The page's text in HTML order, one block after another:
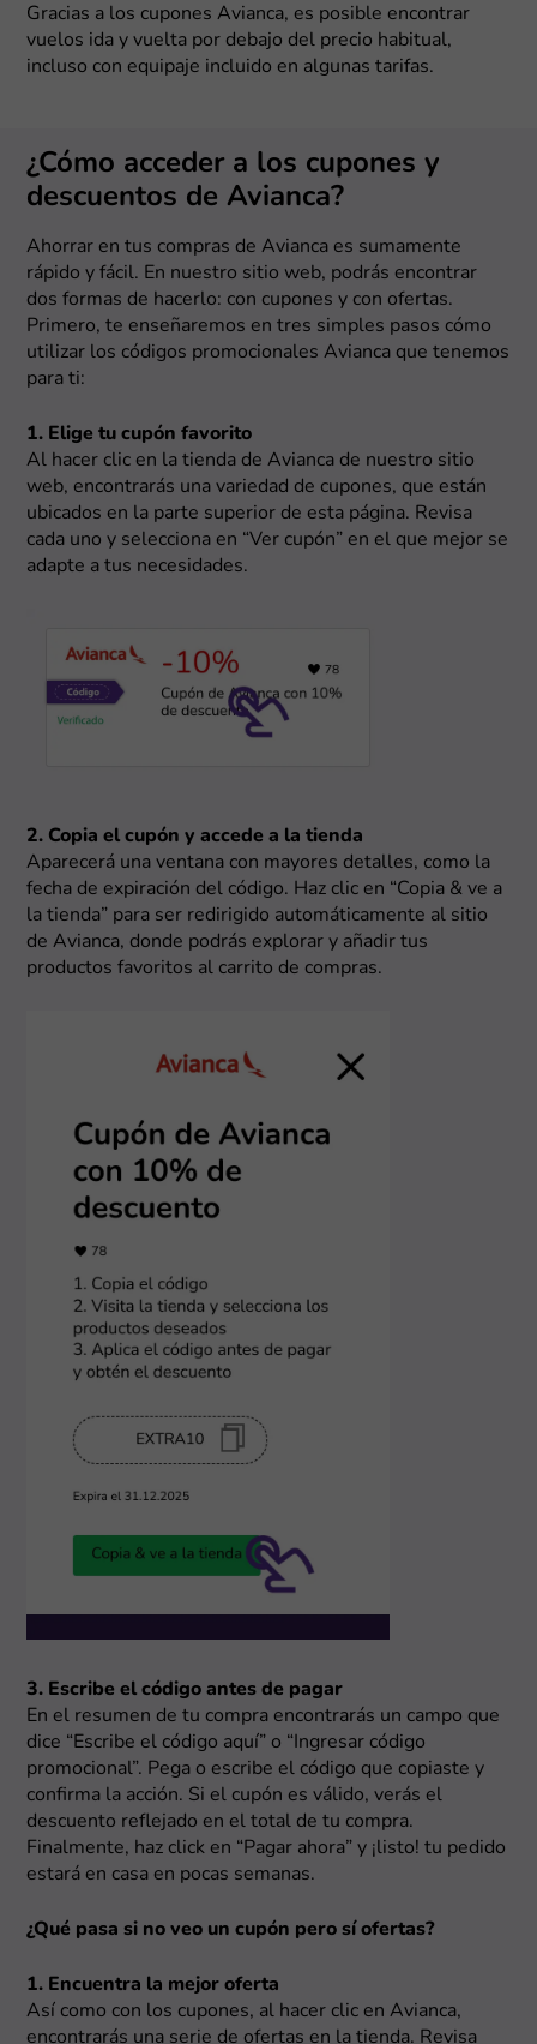
Gracias a los cupones Avianca, es posible encontrar
vuelos ida y vuelta por debajo del precio habitual,
incluso con equipaje incluido en algunas tarifas.
¿Cómo acceder a los cupones y
descuentos de Avianca?
Ahorrar en tus compras de Avianca es sumamente
rápido y fácil. En nuestro sitio web, podrás encontrar
dos formas de hacerlo: con cupones y con ofertas.
Primero, te enseñaremos en tres simples pasos cómo
utilizar los códigos promocionales Avianca que tenemos
para ti:
1. Elige tu cupón favorito
Al hacer clic en la tienda de Avianca de nuestro sitio
web, encontrarás una variedad de cupones, que están
ubicados en la parte superior de esta página. Revisa
cada uno y selecciona en “Ver cupón” en el que mejor se
adapte a tus necesidades.
2. Copia el cupón y accede a la tienda
Aparecerá una ventana con mayores detalles, como la
fecha de expiración del código. Haz clic en “Copia & ve a
la tienda” para ser redirigido automáticamente al sitio
de Avianca, donde podrás explorar y añadir tus
productos favoritos al carrito de compras.
3. Escribe el código antes de pagar
En el resumen de tu compra encontrarás un campo que
dice “Escribe el código aquí” o “Ingresar código
promocional”. Pega o escribe el código que copiaste y
confirma la acción. Si el cupón es válido, verás el
descuento reflejado en el total de tu compra.
Finalmente, haz click en “Pagar ahora” y ¡listo! tu pedido
estará en casa en pocas semanas.
¿Qué pasa si no veo un cupón pero sí ofertas?
1. Encuentra la mejor oferta
Así como con los cupones, al hacer clic en Avianca,
encontrarás una serie de ofertas en la tienda. Revisa